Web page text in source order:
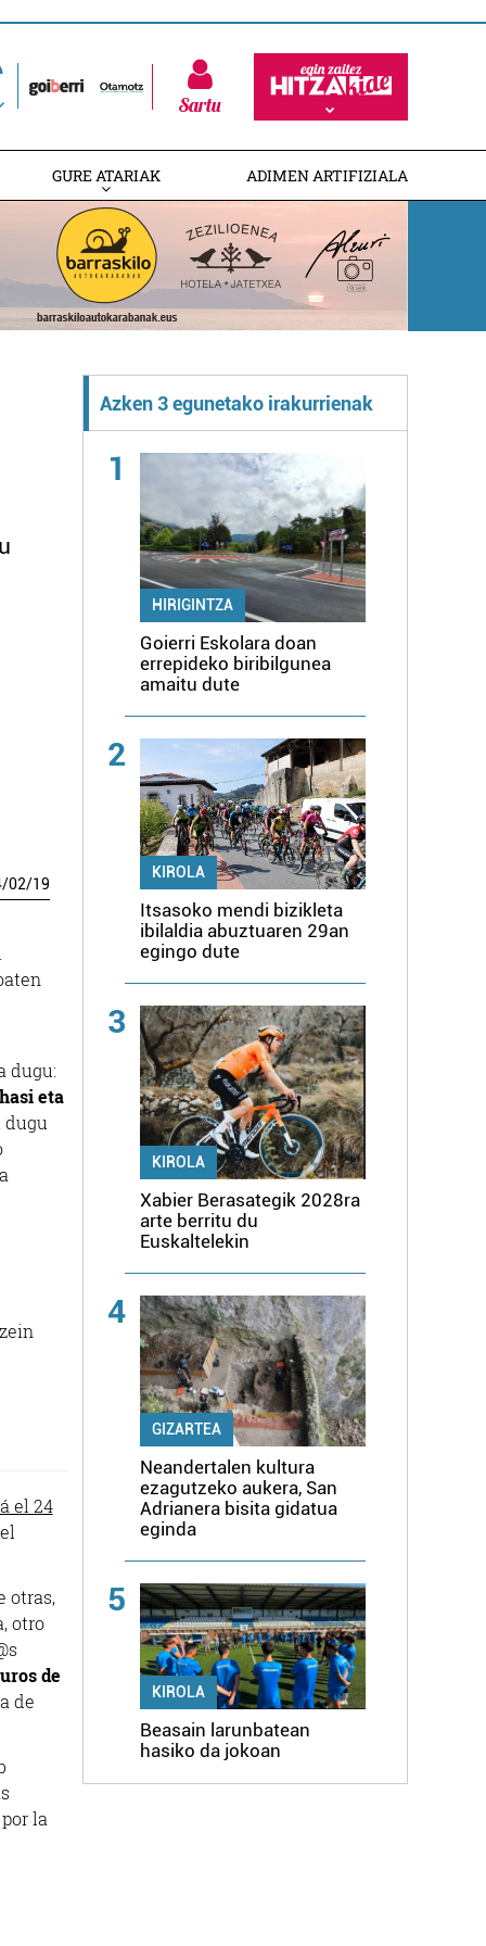
Sartu
GURE ATARIAK ADIMEN ARTIFIZIALA
/02/19
dugu:
eta
el 24
otras,
otro
de
de
la
Azken 3 egunetako irakurrienak
1
HIRIGINTZA
Goierri Eskolara doan
errepideko biribilgunea
amaitu dute
2
KIROLA
Itsasoko mendi bizikleta
ibilaldia abuztuaren 29an
egingo dute
3
KIROLA
Xabier Berasategik 2028ra
arte berritu du
Euskaltelekin
4
GIZARTEA
Neandertalen kultura
ezagutzeko aukera, San
Adrianera bisita gidatua
eginda
5
KIROLA
Beasain larunbatean
hasiko da jokoan